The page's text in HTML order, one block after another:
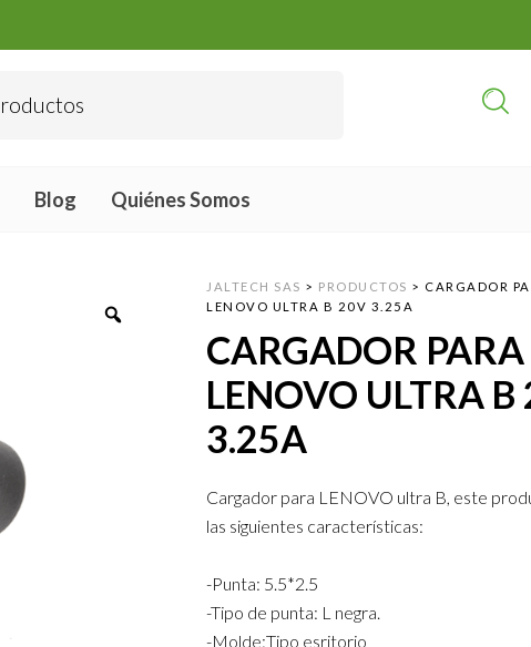
Blog Quiénes Somos
JALTECH SAS > PRODUCTOS > CARGADOR
LENOVO ULTRA B 20V 3.25A
CARGADOR PARA
LENOVO ULTRA B
3.25A
Cargador para LENOVO ultra B, este
las siguientes características:
-Punta: 5.5*2.5
-Tipo de punta: L negra.
-Molde:Tipo esritorio